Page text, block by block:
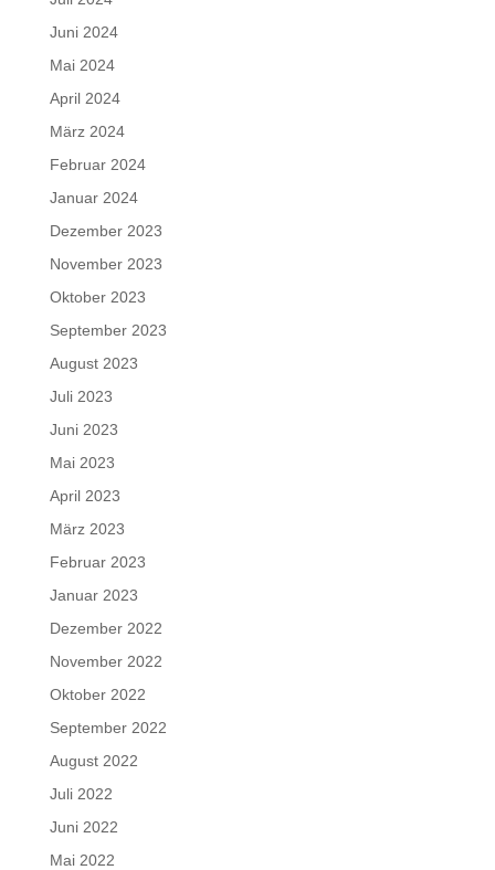
Juni 2024
Mai 2024
April 2024
März 2024
Februar 2024
Januar 2024
Dezember 2023
November 2023
Oktober 2023
September 2023
August 2023
Juli 2023
Juni 2023
Mai 2023
April 2023
März 2023
Februar 2023
Januar 2023
Dezember 2022
November 2022
Oktober 2022
September 2022
August 2022
Juli 2022
Juni 2022
Mai 2022